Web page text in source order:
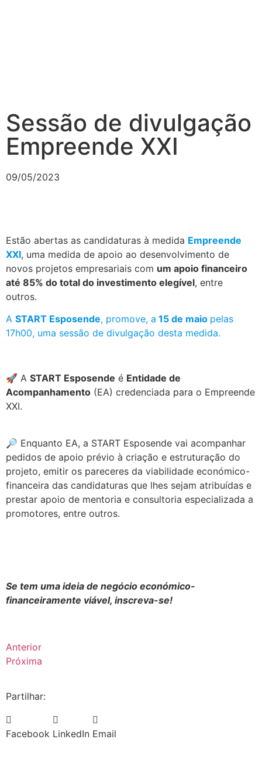
Sessão de divulgação
Empreende XXI
09/05/2023
Estão abertas as candidaturas à medida Empreende
XXI, uma medida de apoio ao desenvolvimento de
novos projetos empresariais com um apoio financeiro
até 85% do total do investimento elegível, entre
outros.
A START Esposende, promove, a 15 de maio pelas
17h00, uma sessão de divulgação desta medida.
🚀 A START Esposende é Entidade de
Acompanhamento (EA) credenciada para o Empreende
XXI.
🔎 Enquanto EA, a START Esposende vai acompanhar
pedidos de apoio prévio à criação e estruturação do
projeto, emitir os pareceres da viabilidade económico-
financeira das candidaturas que lhes sejam atribuídas e
prestar apoio de mentoria e consultoria especializada a
promotores, entre outros.
Se tem uma ideia de negócio económico-
financeiramente viável, inscreva-se!
Anterior
Próxima
Partilhar:
Facebook LinkedIn Email